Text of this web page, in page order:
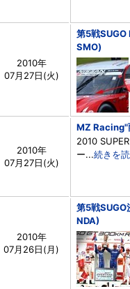
2010年
07月27日(火)
第5戦SUGO
SMO)
2010年
07月27日(火)
MZ Racing"
2010
ー...続きを
2010年
07月26日(月)
第5戦
NDA)